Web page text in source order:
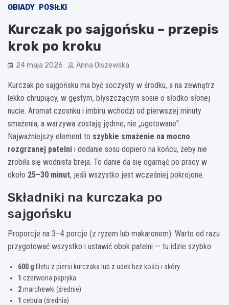
OBIADY POSIŁKI
Kurczak po sajgońsku – przepis
krok po kroku
24 maja 2026 Anna Olszewska
Kurczak po sajgońsku ma być soczysty w środku, a na zewnątrz
lekko chrupiący, w gęstym, błyszczącym sosie o słodko-słonej
nucie. Aromat czosnku i imbiru wchodzi od pierwszej minuty
smażenia, a warzywa zostają jędrne, nie „ugotowane”.
Najważniejszy element to szybkie smażenie na mocno
rozgrzanej patelni i dodanie sosu dopiero na końcu, żeby nie
zrobiła się wodnista breja. To danie da się ogarnąć po pracy w
około 25–30 minut, jeśli wszystko jest wcześniej pokrojone.
Składniki na kurczaka po
sajgońsku
Proporcje na 3–4 porcje (z ryżem lub makaronem). Warto od razu
przygotować wszystko i ustawić obok patelni — tu idzie szybko.
600 gfiletu z piersi kurczaka lub z udek bez kości i skóry
1 czerwona papryka
2marchewki (średnie)
1 cebula (średnia)